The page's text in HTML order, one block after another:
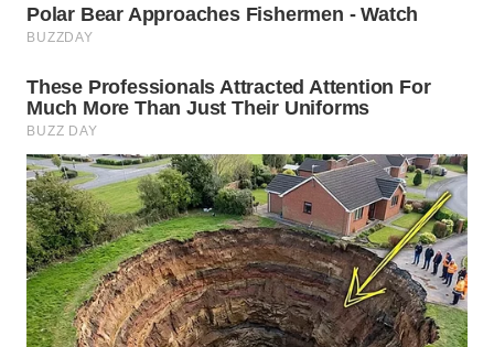
WN
PRIANGAN
WN
SEMARANG
WN
SOLO
WN
BOROBUDUR